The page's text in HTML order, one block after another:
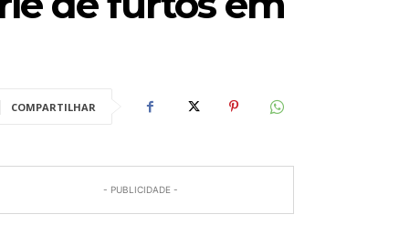
COMPARTILHAR
- PUBLICIDADE -